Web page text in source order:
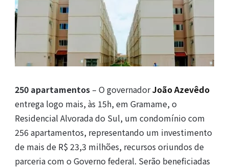
250 apartamentos– O governadorJoão Azevêdo
entrega logo mais, às 15h, em Gramame, o
Residencial Alvorada do Sul, um condomínio com
256 apartamentos, representando um investimento
de mais de R$ 23,3 milhões, recursos oriundos de
parceria com o Governo federal. Serão beneficiadas